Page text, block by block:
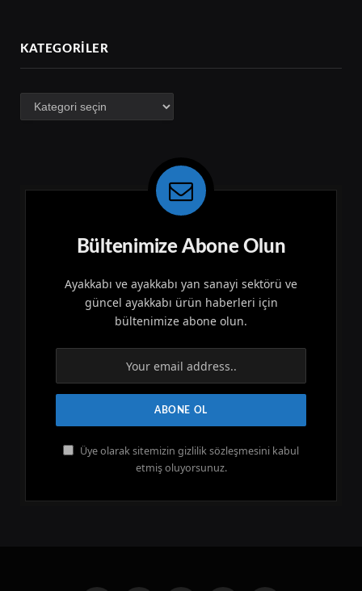
KATEGORILER
Kategoriler
Bültenimize Abone Olun
Ayakkabı ve ayakkabı yan sanayi sektörü ve
güncel ayakkabı ürün haberleri için
bültenimize abone olun.
Üye olarak sitemizin gizlilik sözleşmesini kabul
etmiş oluyorsunuz.